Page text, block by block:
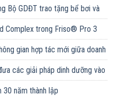
Bộ GDĐT trao tặng bể bơi và
sinh tại tỉnh Bắc Ninh
Complex trong Friso® Pro 3
gian hợp tác mới giữa doanh
các giải pháp dinh dưỡng vào
30 năm thành lập